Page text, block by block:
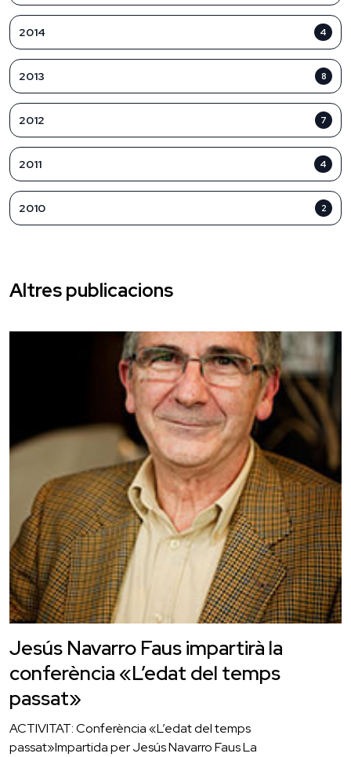
2014 4
2013 8
2012 7
2011 4
2010 2
Altres publicacions
Jesús Navarro Faus impartirà la
conferència «L’edat del temps
passat»
ACTIVITAT: Conferència «L’edat del temps
passat»Impartida per Jesús Navarro Faus La